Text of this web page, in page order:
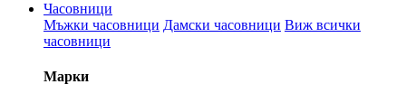
Часовници
Мъжки часовници Дамски часовници Виж всички
часовници
Марки